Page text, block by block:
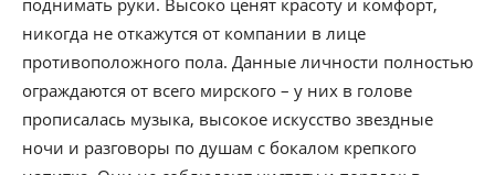
поднимать руки. Высоко ценят красоту и комфорт,
никогда не откажутся от компании в лице
противоположного пола. Данные личности полностью
ограждаются от всего мирского – у них в голове
прописалась музыка, высокое искусство звездные
ночи и разговоры по душам с бокалом крепкого